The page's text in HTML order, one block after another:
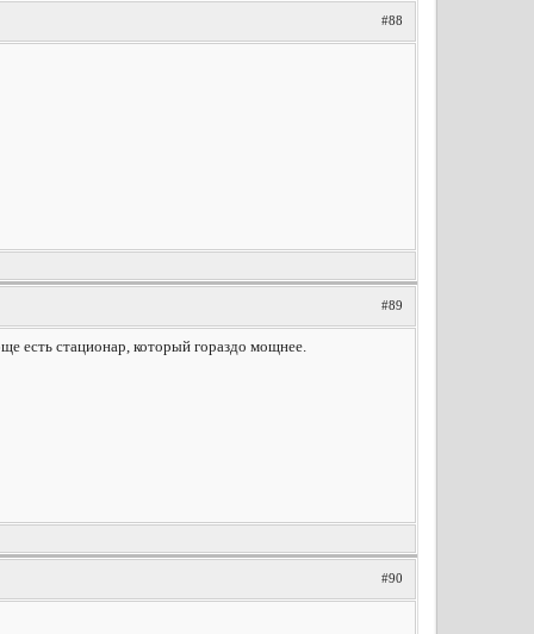
#88
#89
есть стационар, который гораздо мощнее.
#90